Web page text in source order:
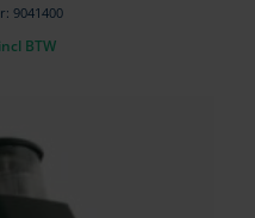
9041400
incl BTW